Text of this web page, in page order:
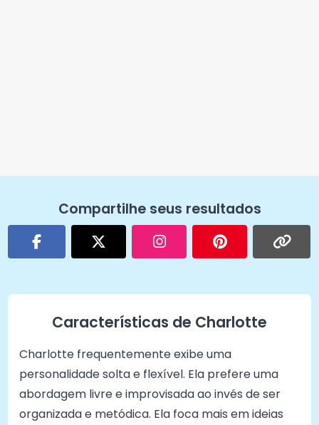
Compartilhe seus resultados
Características de Charlotte
Charlotte frequentemente exibe uma
personalidade solta e flexível. Ela prefere uma
abordagem livre e improvisada ao invés de ser
organizada e metódica. Ela foca mais em ideias